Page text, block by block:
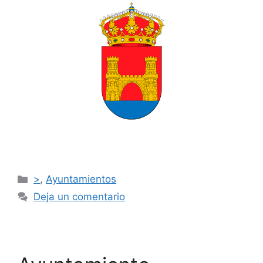
>,Ayuntamientos
Deja un comentario